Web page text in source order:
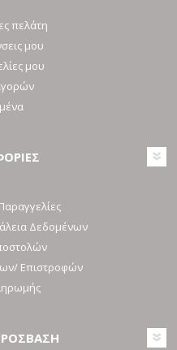
πελάτη
μου
μου
Δεδομένων
Επιστροφών